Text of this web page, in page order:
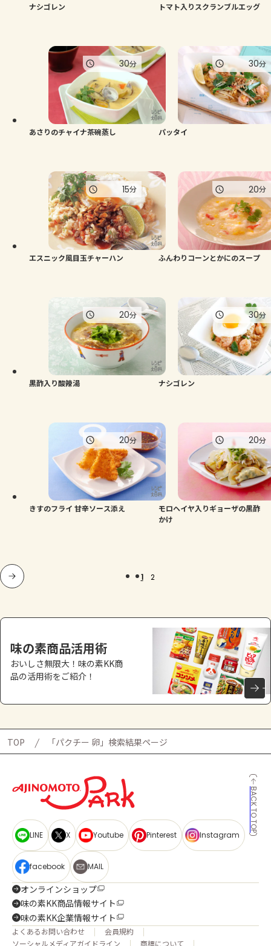
ナシゴレン トマト入りスクランブルエッグ
あさりのチャイナ茶碗蒸し
30分
パッタイ
30分
エスニック風目玉チャーハン
15分
ふんわりコーンとかにのスープ
20分
黒酢入り酸辣湯
20分
ナシゴレン
30分
きすのフライ 甘辛ソース添え
20分
モロヘイヤ入りギョーザの黒酢
かけ
20分
1 2
味の素商品活用術
おいしさ無限大！味の素KK商
品の活用術をご紹介！
TOP 「パクチー 卵」検索結果ページ
BACK TO TOP
LINE X Youtube Pinterest Instagram
facebook MAIL
オンラインショップ
味の素KK商品情報サイト
味の素KK企業情報サイト
よくあるお問い合わせ
会員規約
ソーシャルメディアガイドライン
商標について